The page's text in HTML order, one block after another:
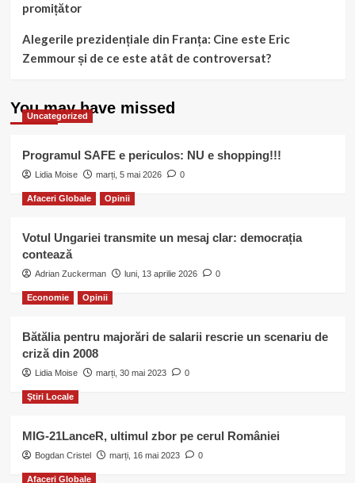
promițător
Alegerile prezidențiale din Franța: Cine este Eric
Zemmour și de ce este atât de controversat?
You may have missed
Uncategorized
Programul SAFE e periculos: NU e shopping!!!
Lidia Moise marți, 5 mai 2026 0
Afaceri Globale Opinii
Votul Ungariei transmite un mesaj clar: democrația
contează
Adrian Zuckerman luni, 13 aprilie 2026 0
Economie Opinii
Bătălia pentru majorări de salarii rescrie un scenariu de
criză din 2008
Lidia Moise marți, 30 mai 2023 0
Ştiri Locale
MIG-21LanceR, ultimul zbor pe cerul României
Bogdan Cristel marți, 16 mai 2023 0
Afaceri Globale